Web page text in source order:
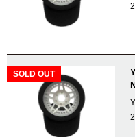
SOLD OUT